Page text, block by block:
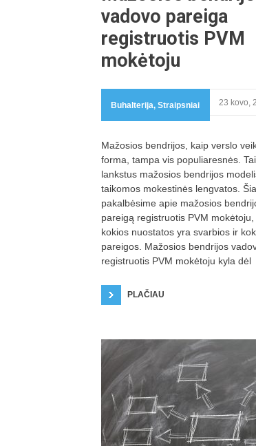
vadovo pareiga
registruotis PVM
mokėtoju
Buhalterija, Straipsniai 23 kovo,
Mažosios bendrijos, kaip verslo
forma, tampa vis populiaresnės.
lankstus mažosios bendrijos
taikomos mokestinės lengvatos.
pakalbėsime apie mažosios
pareigą registruotis PVM mokėtoju,
kokios nuostatos yra svarbios ir
pareigos. Mažosios bendrijos
registruotis PVM mokėtoju kyla dėl
PLAČIAU